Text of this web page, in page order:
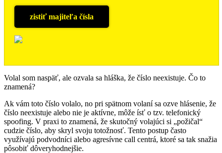
zistiť majiteľa čísla
Volal som naspäť, ale ozvala sa hláška, že číslo neexistuje. Čo to
znamená?
Ak vám toto číslo volalo, no pri spätnom volaní sa ozve hlásenie, že
číslo neexistuje alebo nie je aktívne, môže ísť o tzv. telefonický
spoofing. V praxi to znamená, že skutočný volajúci si „požičal“
cudzie číslo, aby skryl svoju totožnosť. Tento postup často
využívajú podvodníci alebo agresívne call centrá, ktoré sa tak snažia
pôsobiť dôveryhodnejšie.